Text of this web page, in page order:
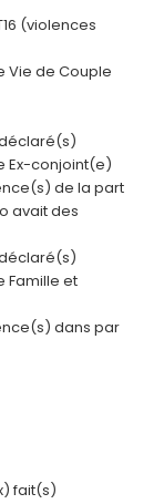
(violences
Vie de Couple
Ex-conjoint(e)
de la part
avait des
Famille et
dans par
fait(s)